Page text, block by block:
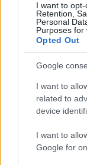
I want to opt-
Retention,
Personal
Purposes for
Opted Out
Google
I want to
related to
device
I want to
Google for
Domenicali: